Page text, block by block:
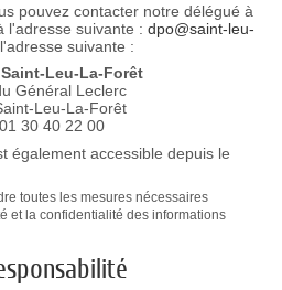
pouvez contacter notre délégué à
l'adresse suivante : dpo@saint-leu-
suivante :
Leu-La-Forêt
Général Leclerc
Leu-La-Forêt
30 40 22 00
également accessible depuis le
toutes les mesures nécessaires
et la confidentialité des informations